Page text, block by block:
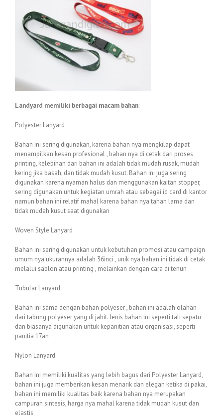
Landyard memiliki berbagai macam bahan:
Polyester Lanyard
Bahan ini sering digunakan, karena bahan nya mengkilap dapat
menampilkan kesan profesional , bahan nya di cetak dari proses
printing, kelebihan dari bahan ini adalah tidak mudah rusak, mudah
kering jika basah, dan tidak mudah kusut. Bahan ini juga sering
digunakan karena nyaman halus dan menggunakan kaitan stopper,
sering digunakan untuk kegiatan umrah atau sebagai id card di kantor
namun bahan ini relatif mahal karena bahan nya tahan lama dan
tidak mudah kusut saat digunakan
Woven Style Lanyard
Bahan ini sering digunakan untuk kebutuhan promosi atau campaign
umum nya ukurannya adalah 36inci , unik nya bahan ini tidak di cetak
melalui sablon atau printing , melainkan dengan cara di tenun
Tubular Lanyard
Bahan ini sama dengan bahan polyeser , bahan ini adalah olahan
dari tabung polyeser yang di jahit. Jenis bahan ini seperti tali sepatu
dan biasanya digunakan untuk kepanitian atau organisasi, seperti
panitia 17an
Nylon Lanyard
Bahan ini memiliki kualitas yang lebih bagus dari Polyester Lanyard,
bahan ini juga memberikan kesan menarik dan elegan ketika di pakai,
bahan ini memiliki kualitas baik karena bahan nya merupakan
campuran sintesis, harga nya mahal karena tidak mudah kusut dan
elastis